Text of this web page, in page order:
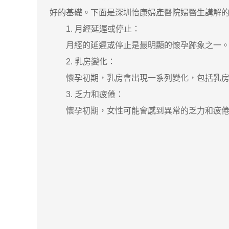
好的基礎。下面是深圳怡康婦產醫院婦醫生講解
1. 月經延遲或停止：
月經的延遲或停止是最明顯的懷孕跡象之一。
2. 乳房變化：
懷孕初期，乳房會出現一系列變化，包括乳房
3. 乏力和疲倦：
懷孕初期，女性可能會感到異常的乏力和疲倦